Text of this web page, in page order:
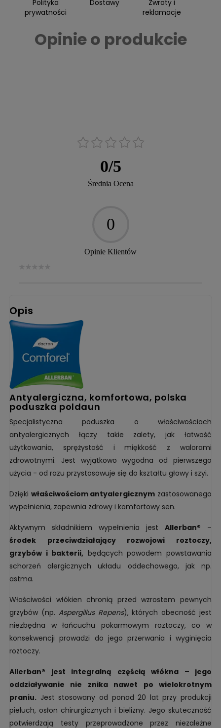
Polityka
prywatności
Dostawy
Zwroty i
reklamacje
Opinie o produkcie
0/5
Średnia Ocena
0
Opinie Klientów
Opis
antyalergiczna, komfortowa, polska
poduszka poldaun
Specjalistyczna poduszka o właściwościach
antyalergicznych łączy takie zalety, jak łatwość
użytkowania, sprężystość i miękkość z walorami
zdrowotnymi. Jest wyjątkowo wygodna od pierwszego
użycia - od razu przystosowuje się do kształtu głowy i szyi.
Dzięki właściwościom antyalergicznym zastosowanego
wypełnienia, zapewnia zdrowy i komfortowy sen.
Aktywnym składnikiem wypełnienia jest Allerban® –
środek przeciwdziałający rozwojowi roztoczy,
grzybów i bakterii, będących powodem powstawania
schorzeń alergicznych układu oddechowego, jak np.
astma.
Właściwości włókien chronią przed wzrostem pewnych
grzybów (np. Aspergillus Repens), których obecność jest
niezbędna w łańcuchu pokarmowym roztoczy, co w
konsekwencji prowadzi do jego przerwania i wyginięcia
roztoczy.
Allerban® jest integralną częścią włókna – jego
oddziaływanie nie znika nawet po wielokrotnym
praniu. Jest stosowany od ponad 20 lat przy produkcji
pieluch, osłon chirurgicznych i bielizny. Jego skuteczność
potwierdzają testy przeprowadzone przez niezależne